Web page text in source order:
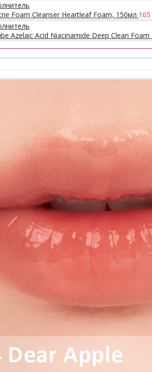
Foam Cleanser Heartleaf Foam, 150мл
Azelaic Acid Niacinamide Deep Clean Foam